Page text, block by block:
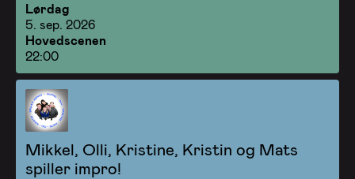
Lørdag
5. sep. 2026
Hovedscenen
22:00
Mikkel, Olli, Kristine, Kristin og Mats
spiller impro!